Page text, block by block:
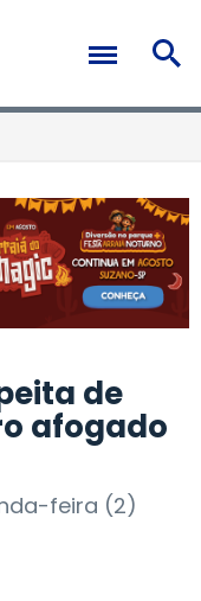
de
afogado
feira (2)